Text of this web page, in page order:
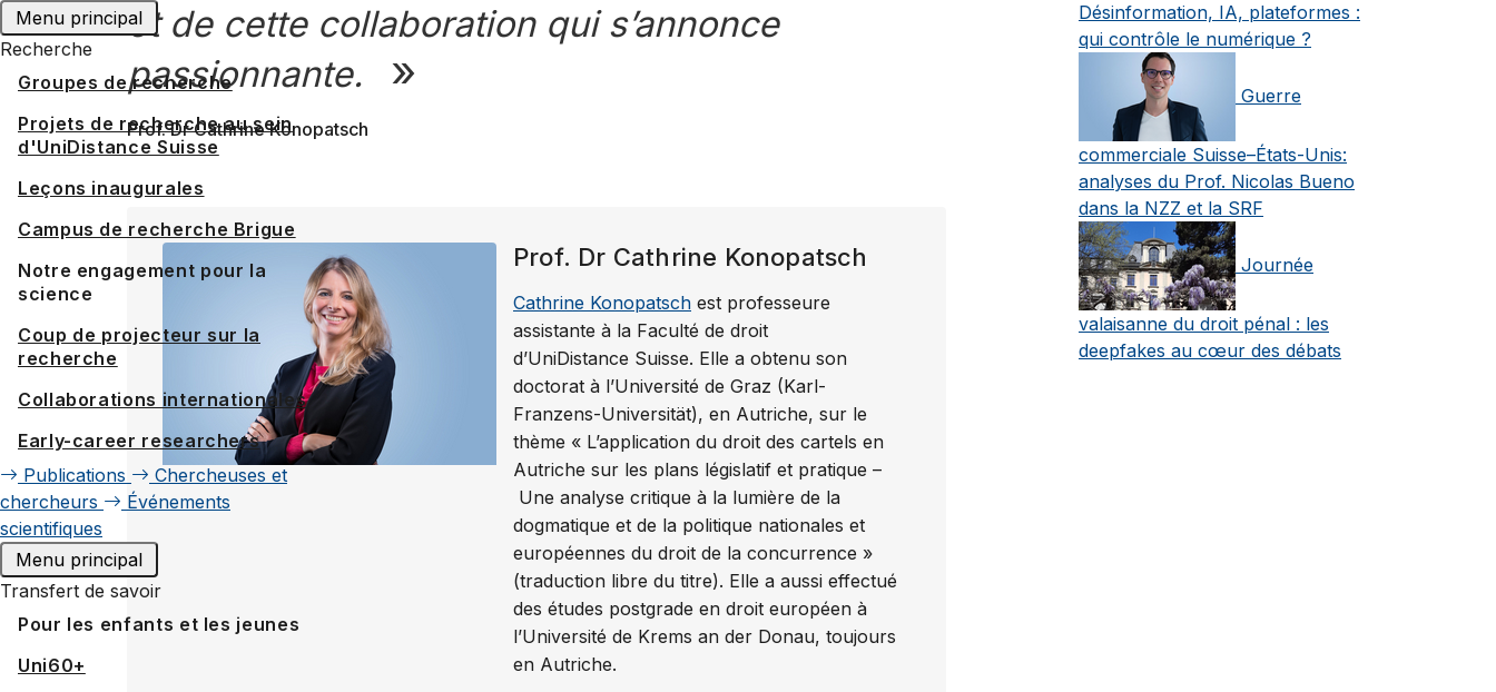
Menu principal
Recherche
Groupes de recherche
Projets de recherche au sein
d'UniDistance Suisse
Leçons inaugurales
Campus de recherche Brigue
Notre engagement pour la
science
Coup de projecteur sur la
recherche
Collaborations internationales
Early-career researchers
Publications
Chercheuses et
chercheurs
Événements
scientifiques
Menu principal
Transfert de savoir
Pour les enfants et les jeunes
Uni60+
et de cette collaboration qui s’annonce
passionnante.
Prof. Dr Cathrine Konopatsch
Prof. Dr Cathrine Konopatsch
Cathrine Konopatsch est professeure
assistante à la Faculté de droit
d’UniDistance Suisse. Elle a obtenu son
doctorat à l’Université de Graz (Karl-
Franzens-Universität), en Autriche, sur le
thème « L’application du droit des cartels en
Autriche sur les plans législatif et pratique –
Une analyse critique à la lumière de la
dogmatique et de la politique nationales et
européennes du droit de la concurrence »
(traduction libre du titre). Elle a aussi effectué
des études postgrade en droit européen à
l’Université de Krems an der Donau, toujours
en Autriche.
Désinformation, IA, plateformes :
qui contrôle le numérique ?
Guerre
commerciale Suisse–États-Unis:
analyses du Prof. Nicolas Bueno
dans la NZZ et la SRF
Journée
valaisanne du droit pénal : les
deepfakes au cœur des débats